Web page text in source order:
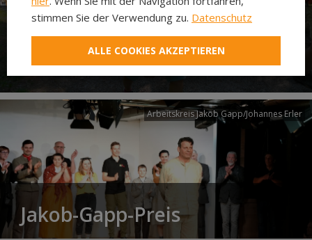
Neuer Pilgerweg Via
Laudato si’
Arbeitskreis Jakob Gapp/Johannes Erler
Jakob-Gapp-Preis
stimmen Sie der Verwendung zu. Datenschutz
ALLE COOKIES AKZEPTIEREN